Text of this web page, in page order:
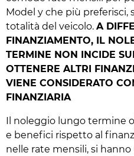
Model y che più preferisci,
totalità del veicolo. A
FINANZIAMENTO, IL
TERMINE NON INCIDE
OTTENERE ALTRI
VIENE CONSIDERATO
FINANZIARIA
Il noleggio lungo termine
e benefici rispetto al
nelle rate mensili, si hanno